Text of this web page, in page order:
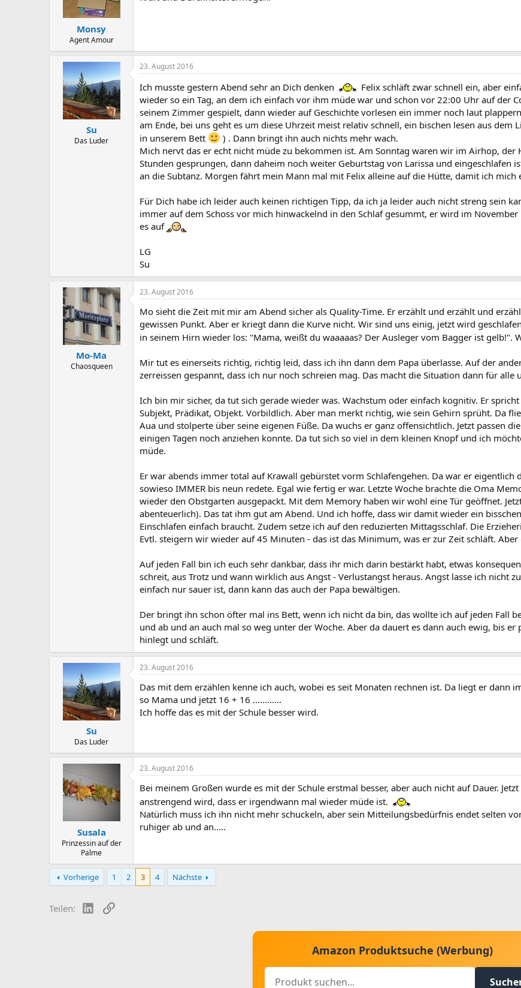
Monsy
Agent Amour
Su
Das Luder
23. August 2016
Ich musste gestern Abend sehr an Dich denken
Felix schläft zwar schnell ein, aber
wieder so ein Tag, an dem ich einfach vor ihm müde war und schon vor 22:00 Uhr auf der
seinem Zimmer gespielt, dann wieder auf Geschichte vorlesen ein immer noch laut
am Ende, bei uns geht es um diese Uhrzeit meist relativ schnell, ein bischen lesen aus
in unserem Bett
) . Dann bringt ihn auch nichts mehr wach.
Mich nervt das er echt nicht müde zu bekommen ist. Am Sonntag waren wir im Airhop, der
Stunden gesprungen, dann daheim noch weiter Geburtstag von Larissa und eingeschlafen
an die Subtanz. Morgen fährt mein Mann mal mit Felix alleine auf die Hütte, damit ich mich
Für Dich habe ich leider auch keinen richtigen Tipp, da ich ja leider auch nicht streng sein
immer auf dem Schoss vor mich hinwackelnd in den Schlaf gesummt, er wird im
es auf
LG
Su
Mo-Ma
Chaosqueen
23. August 2016
Mo sieht die Zeit mit mir am Abend sicher als Quality-Time. Er erzählt und erzählt und
gewissen Punkt. Aber er kriegt dann die Kurve nicht. Wir sind uns einig, jetzt wird
in seinem Hirn wieder los: "Mama, weißt du waaaaas? Der Ausleger vom Bagger ist
Mir tut es einerseits richtig, richtig leid, dass ich ihn dann dem Papa überlasse. Auf der
zerreissen gespannt, dass ich nur noch schreien mag. Das macht die Situation dann für alle
Ich bin mir sicher, da tut sich gerade wieder was. Wachstum oder einfach kognitiv. Er
Subjekt, Prädikat, Objekt. Vorbildlich. Aber man merkt richtig, wie sein Gehirn sprüht. Da
Aua und stolperte über seine eigenen Füße. Da wuchs er ganz offensichtlich. Jetzt passen
einigen Tagen noch anziehen konnte. Da tut sich so viel in dem kleinen Knopf und ich
müde.
Er war abends immer total auf Krawall gebürstet vorm Schlafengehen. Da war er eigentlich
sowieso IMMER bis neun redete. Egal wie fertig er war. Letzte Woche brachte die Oma
wieder den Obstgarten ausgepackt. Mit dem Memory haben wir wohl eine Tür geöffnet.
abenteuerlich). Das tat ihm gut am Abend. Und ich hoffe, dass wir damit wieder ein
Einschlafen einfach braucht. Zudem setze ich auf den reduzierten Mittagsschlaf. Die
Evtl. steigern wir wieder auf 45 Minuten - das ist das Minimum, was er zur Zeit schläft.
Auf jeden Fall bin ich euch sehr dankbar, dass ihr mich darin bestärkt habt, etwas
schreit, aus Trotz und wann wirklich aus Angst - Verlustangst heraus. Angst lasse ich nicht
einfach nur sauer ist, dann kann das auch der Papa bewältigen.
Der bringt ihn schon öfter mal ins Bett, wenn ich nicht da bin, das wollte ich auf jeden Fall
und ab und an auch mal so weg unter der Woche. Aber da dauert es dann auch ewig, bis er
hinlegt und schläft.
Su
Das Luder
23. August 2016
Das mit dem erzählen kenne ich auch, wobei es seit Monaten rechnen ist. Da liegt er dann
so Mama und jetzt 16 + 16 ............
Ich hoffe das es mit der Schule besser wird.
Susala
Prinzessin auf der
Palme
23. August 2016
Bei meinem Großen wurde es mit der Schule erstmal besser, aber auch nicht auf Dauer.
anstrengend wird, dass er irgendwann mal wieder müde ist.
Natürlich muss ich ihn nicht mehr schuckeln, aber sein Mitteilungsbedürfnis endet selten
ruhiger ab und an.....
Vorherige 1 2 3 4 Nächste
Teilen: LinkedIn
Link
Amazon Produktsuche (Werbung)